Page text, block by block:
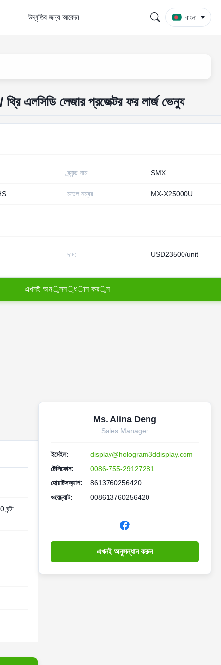
উদ্ধৃতির জন্য আবেদন বাংলা
এলসিডি লেজার প্রজেক্টর ফর লার্জ ভেন্যু
ব্র্যান্ড নাম: SMX
মডেল নম্বর: MX-X25000U
দাম: USD23500/unit
এখনই অনুসন্ধান করুন
ঘন্টা
Ms. Alina Deng
Sales Manager
ইমেইল:
display@hologram3ddisplay.com
টেলিফোন:
0086-755-29127281
হোয়াটসঅ্যাপ:
8613760256420
ওয়েচ্যাট:
008613760256420
এখনই অনুসন্ধান করুন